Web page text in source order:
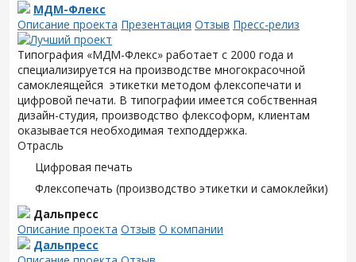
МДМ-Флекс
Описание проекта Презентация Отзыв Пресс-релиз
Типография «МДМ-Флекс» работает с 2000 года и
специализируется на производстве многокрасочной
самоклеящейся этикетки методом флексопечати и
цифровой печати. В типографии имеется собственная
дизайн-студия, производство флексоформ, клиентам
оказывается необходимая техподдержка.
Отрасль
Цифровая печать
Флексопечать (производство этикетки и самоклейки)
Дальпресс
Описание проекта Отзыв О компании
Дальпресс